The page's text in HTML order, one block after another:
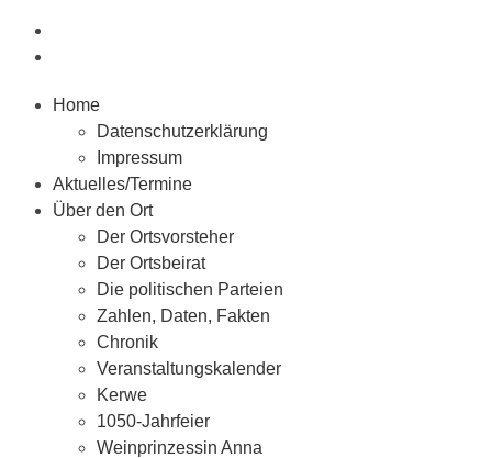
Home
Datenschutzerklärung
Impressum
Aktuelles/Termine
Über den Ort
Der Ortsvorsteher
Der Ortsbeirat
Die politischen Parteien
Zahlen, Daten, Fakten
Chronik
Veranstaltungskalender
Kerwe
1050-Jahrfeier
Weinprinzessin Anna